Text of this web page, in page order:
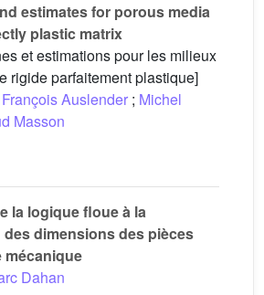
estimates for porous media
plastic matrix
et estimations pour les milieux
rigide parfaitement plastique]
François Auslender ; Michel
Masson
la logique floue à la
dimensions des pièces
mécanique
Dahan